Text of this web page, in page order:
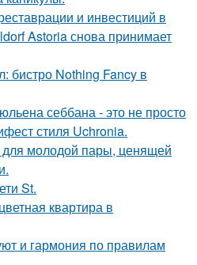
и инвестиций в
Astoria снова принимает
бистро Nothing Fancy в
себбана - это не просто
стиля Uchronia.
для молодой пары, ценящей
St.
квартира в
и гармония по правилам